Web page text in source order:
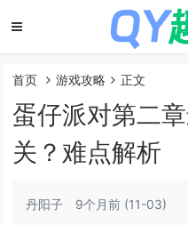
首页 游戏攻略 正文
蛋仔派对第二
关？难点解析
丹阳子 9个月前 (11-03)